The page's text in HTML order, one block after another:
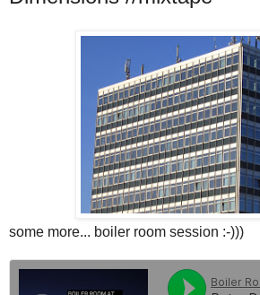
some more... boiler room session :-)))